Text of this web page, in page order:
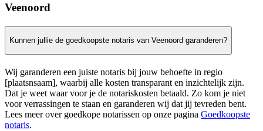
Veenoord
Kunnen jullie de goedkoopste notaris van Veenoord garanderen?
Wij garanderen een juiste notaris bij jouw behoefte in regio
[plaatsnsaam], waarbij alle kosten transparant en inzichtelijk zijn.
Dat je weet waar voor je de notariskosten betaald. Zo kom je niet
voor verrassingen te staan en garanderen wij dat jij tevreden bent.
Lees meer over goedkope notarissen op onze pagina Goedkoopste
notaris.